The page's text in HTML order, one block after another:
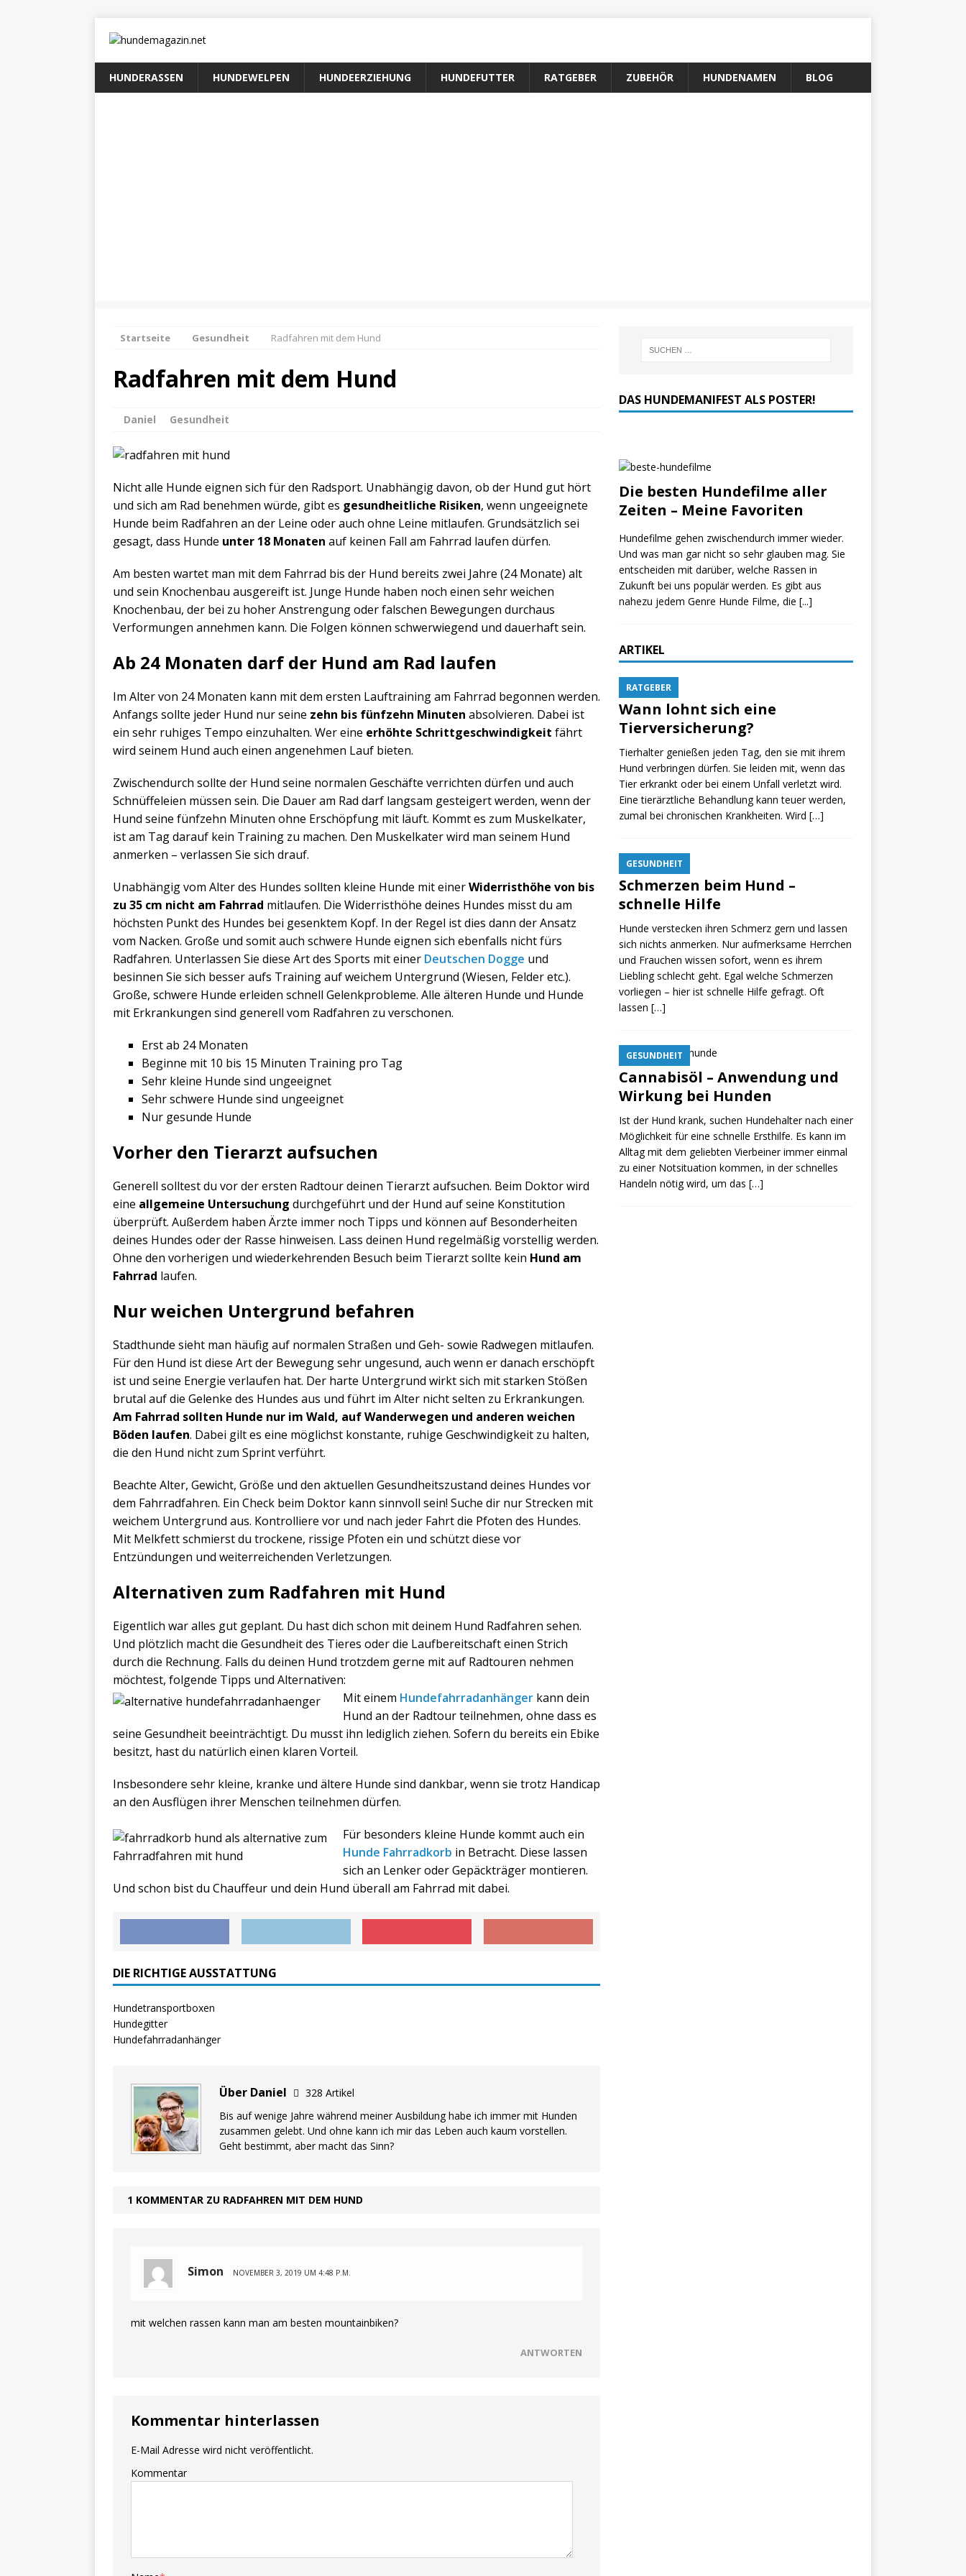
HUNDERASSEN HUNDEWELPEN HUNDEERZIEHUNG HUNDEFUTTER RATGEBER ZUBEHÖR HUNDENAMEN BLOG
Startseite Gesundheit Radfahren mit dem Hund
Radfahren mit dem Hund
Daniel Gesundheit
Nicht alle Hunde eignen sich für den Radsport. Unabhängig davon, ob der Hund gut hört
und sich am Rad benehmen würde, gibt es gesundheitliche Risiken, wenn ungeeignete
Hunde beim Radfahren an der Leine oder auch ohne Leine mitlaufen. Grundsätzlich sei
gesagt, dass Hunde unter 18 Monaten auf keinen Fall am Fahrrad laufen dürfen.
Am besten wartet man mit dem Fahrrad bis der Hund bereits zwei Jahre (24 Monate) alt
und sein Knochenbau ausgereift ist. Junge Hunde haben noch einen sehr weichen
Knochenbau, der bei zu hoher Anstrengung oder falschen Bewegungen durchaus
Verformungen annehmen kann. Die Folgen können schwerwiegend und dauerhaft sein.
Ab 24 Monaten darf der Hund am Rad laufen
Im Alter von 24 Monaten kann mit dem ersten Lauftraining am Fahrrad begonnen werden.
Anfangs sollte jeder Hund nur seine zehn bis fünfzehn Minuten absolvieren. Dabei ist
ein sehr ruhiges Tempo einzuhalten. Wer eine erhöhte Schrittgeschwindigkeit fährt
wird seinem Hund auch einen angenehmen Lauf bieten.
Zwischendurch sollte der Hund seine normalen Geschäfte verrichten dürfen und auch
Schnüffeleien müssen sein. Die Dauer am Rad darf langsam gesteigert werden, wenn der
Hund seine fünfzehn Minuten ohne Erschöpfung mit läuft. Kommt es zum Muskelkater,
ist am Tag darauf kein Training zu machen. Den Muskelkater wird man seinem Hund
anmerken – verlassen Sie sich drauf.
Unabhängig vom Alter des Hundes sollten kleine Hunde mit einerWiderristhöhe von bis
zu 35 cm nicht am Fahrrad mitlaufen. Die Widerristhöhe deines Hundes misst du am
höchsten Punkt des Hundes bei gesenktem Kopf. In der Regel ist dies dann der Ansatz
vom Nacken. Große und somit auch schwere Hunde eignen sich ebenfalls nicht fürs
Radfahren. Unterlassen Sie diese Art des Sports mit einer Deutschen Dogge und
besinnen Sie sich besser aufs Training auf weichem Untergrund (Wiesen, Felder etc.).
Große, schwere Hunde erleiden schnell Gelenkprobleme. Alle älteren Hunde und Hunde
mit Erkrankungen sind generell vom Radfahren zu verschonen.
Erst ab 24 Monaten
Beginne mit 10 bis 15 Minuten Training pro Tag
Sehr kleine Hunde sind ungeeignet
Sehr schwere Hunde sind ungeeignet
Nur gesunde Hunde
Vorher den Tierarzt aufsuchen
Generell solltest du vor der ersten Radtour deinen Tierarzt aufsuchen. Beim Doktor wird
eine allgemeine Untersuchung durchgeführt und der Hund auf seine Konstitution
überprüft. Außerdem haben Ärzte immer noch Tipps und können auf Besonderheiten
deines Hundes oder der Rasse hinweisen. Lass deinen Hund regelmäßig vorstellig werden.
Ohne den vorherigen und wiederkehrenden Besuch beim Tierarzt sollte kein Hund am
Fahrrad laufen.
Nur weichen Untergrund befahren
Stadthunde sieht man häufig auf normalen Straßen und Geh- sowie Radwegen mitlaufen.
Für den Hund ist diese Art der Bewegung sehr ungesund, auch wenn er danach erschöpft
ist und seine Energie verlaufen hat. Der harte Untergrund wirkt sich mit starken Stößen
brutal auf die Gelenke des Hundes aus und führt im Alter nicht selten zu Erkrankungen.
Am Fahrrad sollten Hunde nur im Wald, auf Wanderwegen und anderen weichen
Böden laufen. Dabei gilt es eine möglichst konstante, ruhige Geschwindigkeit zu halten,
die den Hund nicht zum Sprint verführt.
Beachte Alter, Gewicht, Größe und den aktuellen Gesundheitszustand deines Hundes vor
dem Fahrradfahren. Ein Check beim Doktor kann sinnvoll sein! Suche dir nur Strecken mit
weichem Untergrund aus. Kontrolliere vor und nach jeder Fahrt die Pfoten des Hundes.
Mit Melkfett schmierst du trockene, rissige Pfoten ein und schützt diese vor
Entzündungen und weiterreichenden Verletzungen.
Alternativen zum Radfahren mit Hund
Eigentlich war alles gut geplant. Du hast dich schon mit deinem Hund Radfahren sehen.
Und plötzlich macht die Gesundheit des Tieres oder die Laufbereitschaft einen Strich
durch die Rechnung. Falls du deinen Hund trotzdem gerne mit auf Radtouren nehmen
möchtest, folgende Tipps und Alternativen:
Mit einem Hundefahrradanhänger kann dein
Hund an der Radtour teilnehmen, ohne dass es
seine Gesundheit beeinträchtigt. Du musst ihn lediglich ziehen. Sofern du bereits ein Ebike
besitzt, hast du natürlich einen klaren Vorteil.
Insbesondere sehr kleine, kranke und ältere Hunde sind dankbar, wenn sie trotz Handicap
an den Ausflügen ihrer Menschen teilnehmen dürfen.
Für besonders kleine Hunde kommt auch ein
Hunde Fahrradkorb in Betracht. Diese lassen
sich an Lenker oder Gepäckträger montieren.
Und schon bist du Chauffeur und dein Hund überall am Fahrrad mit dabei.
DIE RICHTIGE AUSSTATTUNG
Hundetransportboxen
Hundegitter
Hundefahrradanhänger
Über Daniel
328 Artikel
Bis auf wenige Jahre während meiner Ausbildung habe ich immer mit Hunden
zusammen gelebt. Und ohne kann ich mir das Leben auch kaum vorstellen.
Geht bestimmt, aber macht das Sinn?
1 KOMMENTAR ZU RADFAHREN MIT DEM HUND
Simon NOVEMBER 3, 2019 UM 4:48 P.M.
mit welchen rassen kann man am besten mountainbiken?
ANTWORTEN
Kommentar hinterlassen
E-Mail Adresse wird nicht veröffentlicht.
Kommentar
DAS HUNDEMANIFEST ALS POSTER!
Die besten Hundefilme aller
Zeiten – Meine Favoriten
Hundefilme gehen zwischendurch immer wieder.
Und was man gar nicht so sehr glauben mag. Sie
entscheiden mit darüber, welche Rassen in
Zukunft bei uns populär werden. Es gibt aus
nahezu jedem Genre Hunde Filme, die [...]
ARTIKEL
RATGEBER
Wann lohnt sich eine
Tierversicherung?
Tierhalter genießen jeden Tag, den sie mit ihrem
Hund verbringen dürfen. Sie leiden mit, wenn das
Tier erkrankt oder bei einem Unfall verletzt wird.
Eine tierärztliche Behandlung kann teuer werden,
zumal bei chronischen Krankheiten. Wird […]
GESUNDHEIT
Schmerzen beim Hund –
schnelle Hilfe
Hunde verstecken ihren Schmerz gern und lassen
sich nichts anmerken. Nur aufmerksame Herrchen
und Frauchen wissen sofort, wenn es ihrem
Liebling schlecht geht. Egal welche Schmerzen
vorliegen – hier ist schnelle Hilfe gefragt. Oft
lassen […]
GESUNDHEIT
Cannabisöl – Anwendung und
Wirkung bei Hunden
Ist der Hund krank, suchen Hundehalter nach einer
Möglichkeit für eine schnelle Ersthilfe. Es kann im
Alltag mit dem geliebten Vierbeiner immer einmal
zu einer Notsituation kommen, in der schnelles
Handeln nötig wird, um das […]